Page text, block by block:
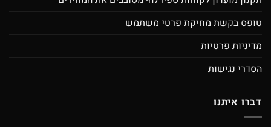
טופס בקשת מחיקת פרטי משתמש
מדיניות פרטיות
הסדרי נגישות
דברו איתנו